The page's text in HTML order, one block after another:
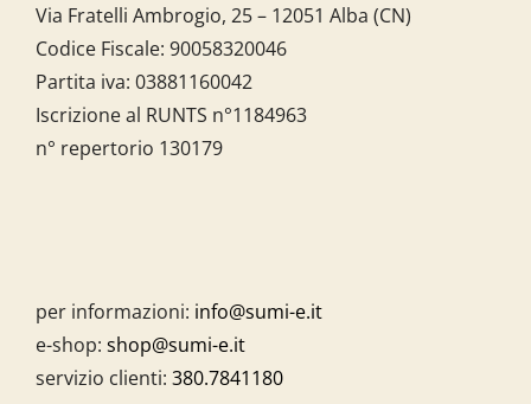
Via Fratelli Ambrogio, 25 – 12051 Alba (CN)
Codice Fiscale: 90058320046
Partita iva: 03881160042
Iscrizione al RUNTS n°1184963
n° repertorio 130179
per informazioni: info@sumi-e.it
e-shop: shop@sumi-e.it
servizio clienti: 380.7841180